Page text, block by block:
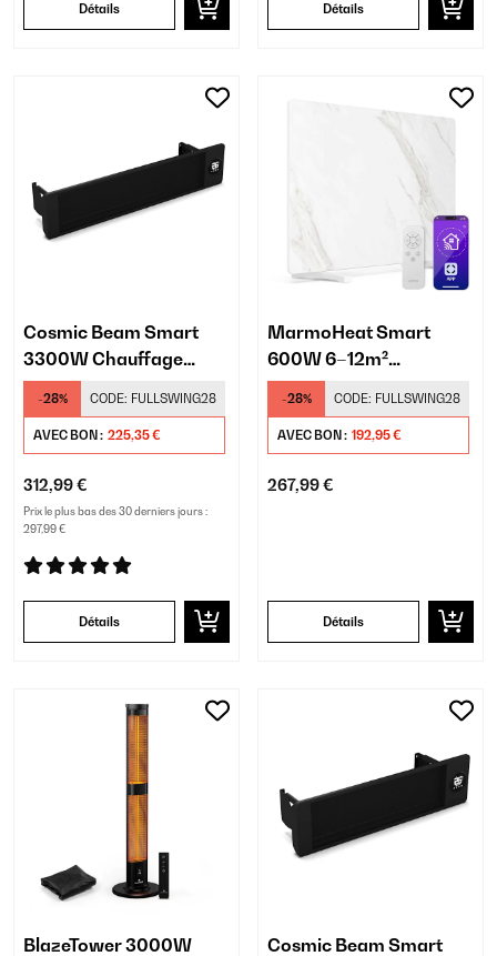
Détails Détails
Cosmic Beam Smart
3300W Chauffage
Mural Infrarouge Noir
-28% CODE: FULLSWING28
AVEC BON : 225,35 €
312,99 €
Prix le plus bas des 30 derniers jours :
297,99 €
Détails
MarmoHeat Smart
600W 6–12m²
Chauffage Infrarouge
sur Pied Blanc
-28% CODE: FULLSWING28
AVEC BON : 192,95 €
267,99 €
Détails
BlazeTower 3000W Cosmic Beam Smart